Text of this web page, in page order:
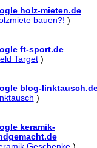
holz-mieten.de
bauen?! )
ft-sport.de
Target)
blog-
)
keramik-